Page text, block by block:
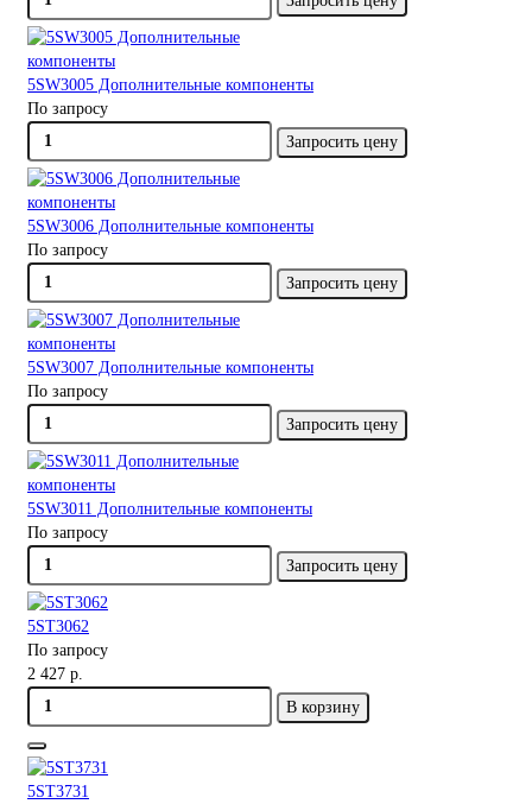
5SW3005 Дополнительные компоненты
По запросу
Запросить цену
5SW3006 Дополнительные компоненты
По запросу
Запросить цену
5SW3007 Дополнительные компоненты
По запросу
Запросить цену
5SW3011 Дополнительные компоненты
По запросу
Запросить цену
5ST3062
По запросу
2 427 р.
В корзину
5ST3731